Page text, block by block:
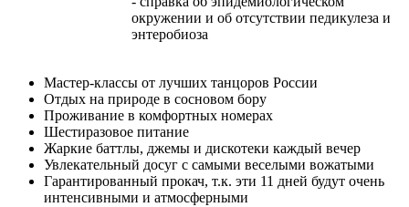
окружении и об отсутствии педикулеза и
энтеробиоза
Мастер-классы от лучших танцоров России
Отдых на природе в сосновом бору
Проживание в комфортных номерах
Шестиразовое питание
Жаркие баттлы, джемы и дискотеки каждый вечер
Увлекательный досуг с самыми веселыми вожатыми
Гарантированный прокач, т.к. эти 11 дней будут очень
интенсивными и атмосферными